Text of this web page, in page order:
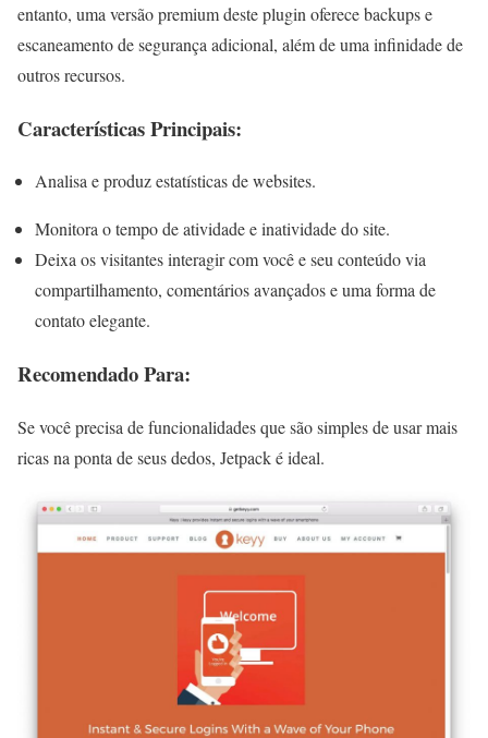
entanto, uma versão premium deste plugin oferece backups e
escaneamento de segurança adicional, além de uma infinidade de
outros recursos.
Características Principais:
Analisa e produz estatísticas de websites.
Monitora o tempo de atividade e inatividade do site.
Deixa os visitantes interagir com você e seu conteúdo via
compartilhamento, comentários avançados e uma forma de
contato elegante.
Recomendado Para:
Se você precisa de funcionalidades que são simples de usar mais
ricas na ponta de seus dedos, Jetpack é ideal.